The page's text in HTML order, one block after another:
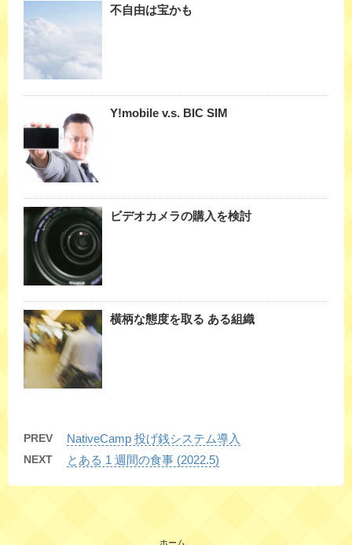
不自由は宝かも
Y!mobile v.s. BIC SIM
ビデオカメラの購入を検討
横柄な態度を取る ある組織
PREV NativeCamp 投げ銭システム導入
NEXT とある 1 週間の食事 (2022.5)
ホーム